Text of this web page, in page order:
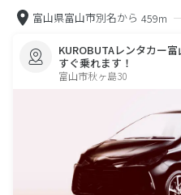
富山県富山市別名から 459m
KUROBUTAレンタカー
すぐ乗れます！
富山市秋ヶ島30